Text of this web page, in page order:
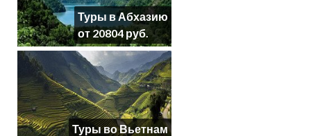
Туры в Абхазию
от 20804 руб.
Туры во Вьетнам